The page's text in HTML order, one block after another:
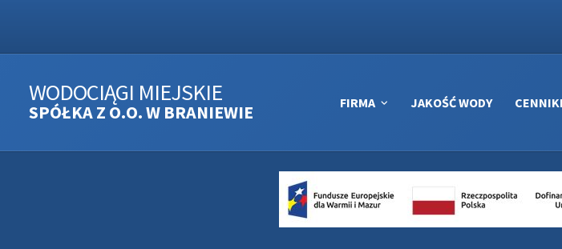
WODOCIĄGI MIEJSKIE
SPÓŁKA Z O.O. W BRANIEWIE FIRMA JAKOŚĆ WODY CENNIKI